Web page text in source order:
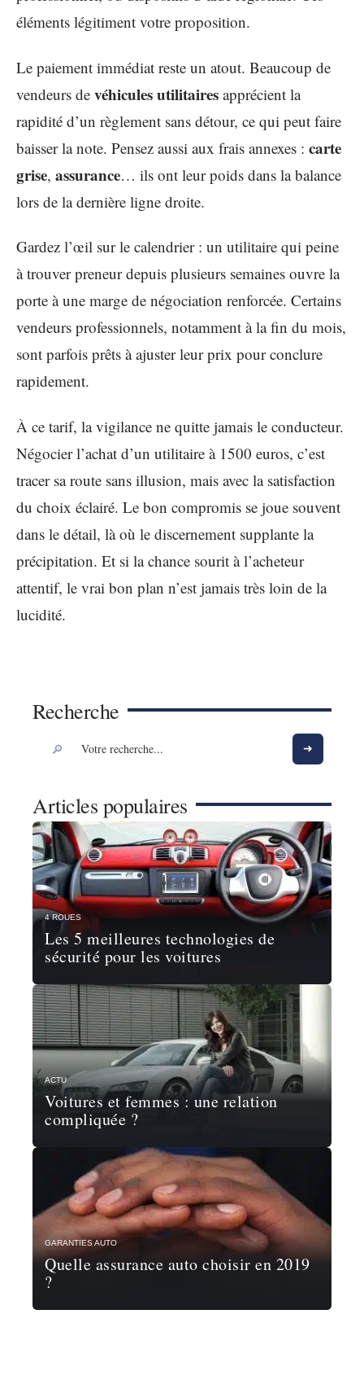
éléments légitiment votre proposition.
Le paiement immédiat reste un atout. Beaucoup de
vendeurs de véhicules utilitaires apprécient la
rapidité d’un règlement sans détour, ce qui peut faire
baisser la note. Pensez aussi aux frais annexes : carte
grise, assurance… ils ont leur poids dans la balance
lors de la dernière ligne droite.
Gardez l’œil sur le calendrier : un utilitaire qui peine
à trouver preneur depuis plusieurs semaines ouvre la
porte à une marge de négociation renforcée. Certains
vendeurs professionnels, notamment à la fin du mois,
sont parfois prêts à ajuster leur prix pour conclure
rapidement.
À ce tarif, la vigilance ne quitte jamais le conducteur.
Négocier l’achat d’un utilitaire à 1500 euros, c’est
tracer sa route sans illusion, mais avec la satisfaction
du choix éclairé. Le bon compromis se joue souvent
dans le détail, là où le discernement supplante la
précipitation. Et si la chance sourit à l’acheteur
attentif, le vrai bon plan n’est jamais très loin de la
lucidité.
Recherche
Articles populaires
4 ROUES
Les 5 meilleures technologies de
sécurité pour les voitures
ACTU
Voitures et femmes : une relation
compliquée ?
GARANTIES AUTO
Quelle assurance auto choisir en 2019
?